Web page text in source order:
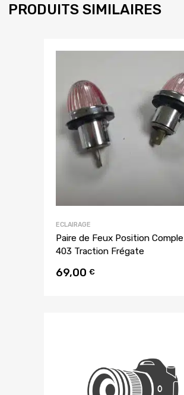
PRODUITS SIMILAIRES
ECLAIRAGE
Paire de Feux Position
403 Traction Frégate
69,00 €